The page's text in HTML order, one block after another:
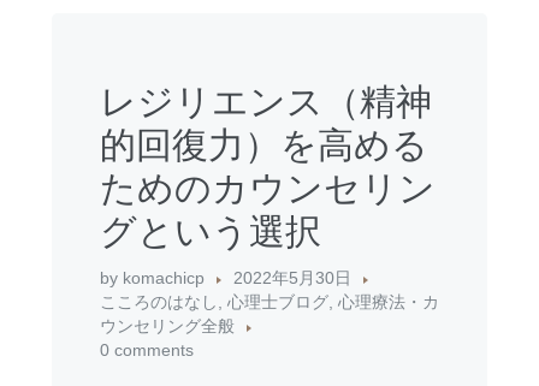
レジリエンス（精神
的回復力）を高める
ためのカウンセリン
グという選択
by komachicp
2022年5月30日
こころのはなし, 心理士ブログ, 心理療法・カ
ウンセリング全般
0 comments